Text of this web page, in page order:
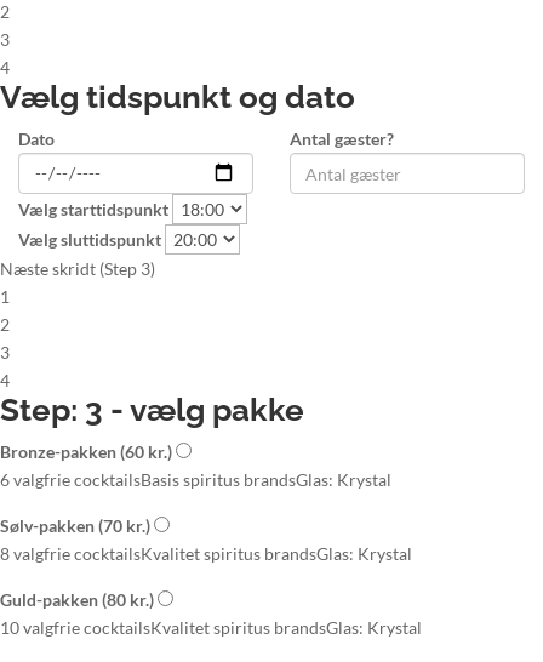
2
3
4
Vælg tidspunkt og dato
Dato Antal gæster?
Vælg starttidspunkt
Vælg sluttidspunkt
Næste skridt (Step 3)
1
2
3
4
Step: 3 - vælg pakke
Bronze-pakken(60 kr.)
6 valgfrie cocktailsBasis spiritus brandsGlas: Krystal
Sølv-pakken(70 kr.)
8 valgfrie cocktailsKvalitet spiritus brandsGlas: Krystal
Guld-pakken(80 kr.)
10 valgfrie cocktailsKvalitet spiritus brandsGlas: Krystal